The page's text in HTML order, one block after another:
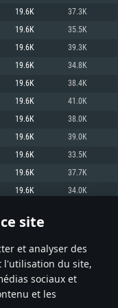
site
et analyser des
l'utilisation du site,
sociaux et
et les
77XX / NVIDIA
par le jeu est de 720p
AMD/Nvidia. La
720p.
sont pas supportés)
de Metal
(moins de 6 mois) /
par le jeu est de
(moins de 6 mois) /
19.6K 37.3K
19.6K 35.5K
19.6K 39.3K
19.6K 34.8K
19.6K 38.4K
19.6K 41.0K
19.6K 38.0K
19.6K 39.0K
19.6K 33.5K
19.6K 37.7K
19.6K 34.0K
402